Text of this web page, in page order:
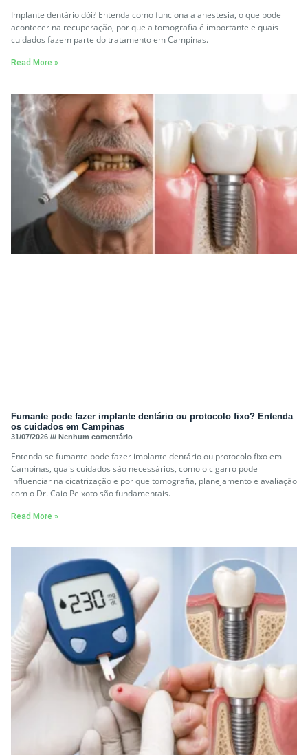
Implante dentário dói? Entenda como funciona a anestesia, o que pode
acontecer na recuperação, por que a tomografia é importante e quais
cuidados fazem parte do tratamento em Campinas.
Read More »
Fumante pode fazer implante dentário ou protocolo fixo? Entenda
os cuidados em Campinas
31/07/2026 Nenhum comentário
Entenda se fumante pode fazer implante dentário ou protocolo fixo em
Campinas, quais cuidados são necessários, como o cigarro pode
influenciar na cicatrização e por que tomografia, planejamento e avaliação
com o Dr. Caio Peixoto são fundamentais.
Read More »